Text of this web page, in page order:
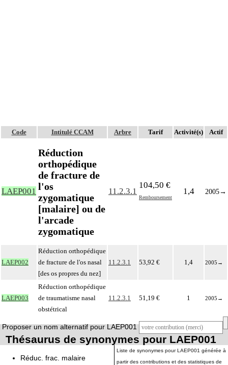
Code Intitulé CCAM Arbre Tarif Activité(s) Actif
LAEP001
Réduction
orthopédique
de fracture de
l'os
zygomatique
[malaire] ou de
l'arcade
zygomatique
11.2.3.1
104,50 €
Remboursement
1,4 2005→
LAEP002
Réduction orthopédique
de fracture de l'os nasal
[des os propres du nez]
11.2.3.1 53,92 € 1,4 2005 →
LAEP003
Réduction orthopédique
de traumatisme nasal
obstétrical
11.2.3.1 51,19 € 1 2005 →
Proposer un nom alternatif pour LAEP001
Thésaurus de synonymes pour LAEP001
Réduc. frac. malaire
Liste de synonymes pour LAEP001 générée à
partir des contributions et des statistiques de